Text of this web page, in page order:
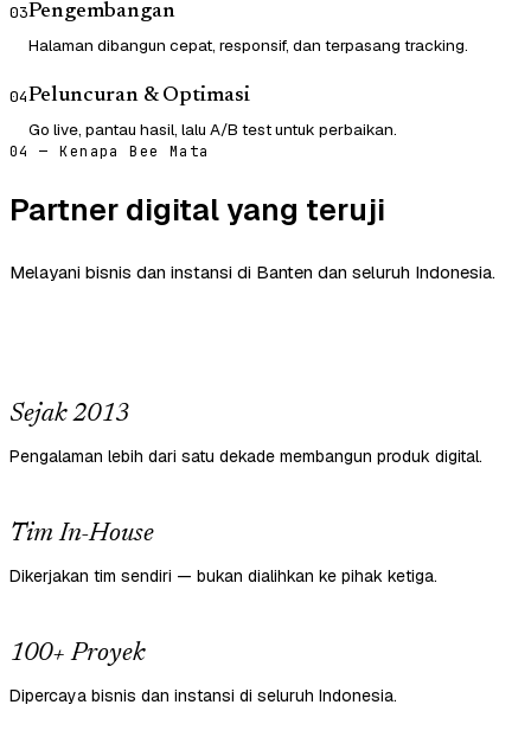
03Pengembangan
Halaman dibangun cepat, responsif, dan terpasang tracking.
04Peluncuran & Optimasi
Go live, pantau hasil, lalu A/B test untuk perbaikan.
04 — Kenapa Bee Mata
Partner digital yang teruji
Melayani bisnis dan instansi di Banten dan seluruh Indonesia.
Sejak 2013
Pengalaman lebih dari satu dekade membangun produk digital.
Tim In-House
Dikerjakan tim sendiri — bukan dialihkan ke pihak ketiga.
100+ Proyek
Dipercaya bisnis dan instansi di seluruh Indonesia.